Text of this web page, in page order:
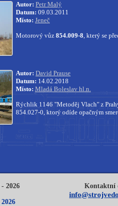
Autor: Petr Malý
Datum: 09.03.2011
Místo: Jeneč
Motorový vůz 854.009-8, který se
Autor: David Prause
Datum: 14.02.2018
Místo: Mladá Boleslav hl.n.
Rýchlik 1146 "Metoděj Vlach" z
854.027-0, ktorý odíde opačným
2026
Kontaktní